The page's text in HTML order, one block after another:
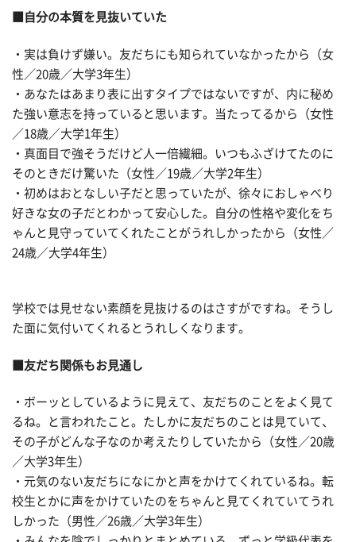
■自分の本質を見抜いていた
・実は負けず嫌い。友だちにも知られていなかったから（女
性／20歳／大学3年生）
・あなたはあまり表に出すタイプではないですが、内に秘め
た強い意志を持っていると思います。当たってるから（女性
／18歳／大学1年生）
・真面目で強そうだけど人一倍繊細。いつもふざけてたのに
そのときだけ驚いた（女性／19歳／大学2年生）
・初めはおとなしい子だと思っていたが、徐々におしゃべり
好きな女の子だとわかって安心した。自分の性格や変化をち
ゃんと見守っていてくれたことがうれしかったから（女性／
24歳／大学4年生）
学校では見せない素顔を見抜けるのはさすがですね。そうし
た面に気付いてくれるとうれしくなります。
■友だち関係もお見通し
・ボーッとしているように見えて、友だちのことをよく見て
るね。と言われたこと。たしかに友だちのことは見ていて、
その子がどんな子なのか考えたりしていたから（女性／20歳
／大学3年生）
・元気のない友だちになにかと声をかけてくれているね。転
校生とかに声をかけていたのをちゃんと見てくれていてうれ
しかった（男性／26歳／大学3年生）